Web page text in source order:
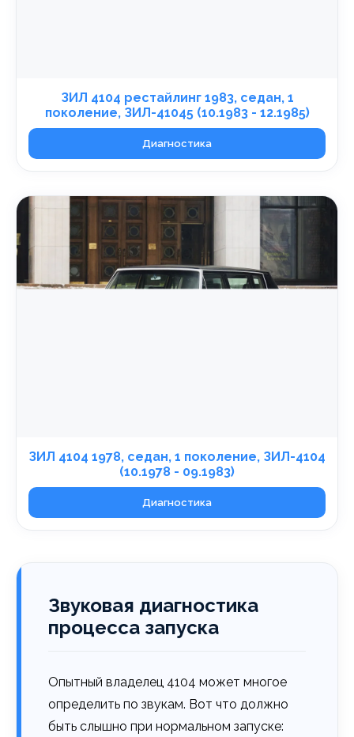
ЗИЛ 4104 рестайлинг 1983, седан, 1
поколение, ЗИЛ-41045 (10.1983 - 12.1985)
Диагностика
ЗИЛ 4104 1978, седан, 1 поколение, ЗИЛ-4104
(10.1978 - 09.1983)
Диагностика
Звуковая диагностика
процесса запуска
Опытный владелец 4104 может многое
определить по звукам. Вот что должно
быть слышно при нормальном запуске: